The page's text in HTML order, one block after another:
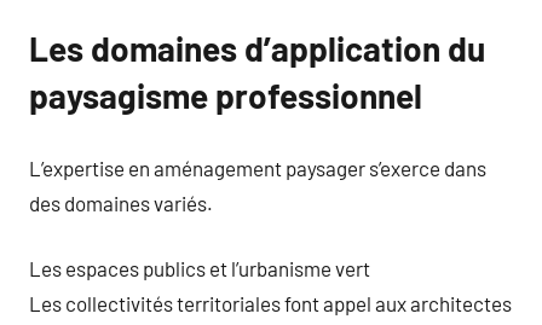
Les domaines d’application du
paysagisme professionnel
L’expertise en aménagement paysager s’exerce dans
des domaines variés.
Les espaces publics et l’urbanisme vert
Les collectivités territoriales font appel aux architectes